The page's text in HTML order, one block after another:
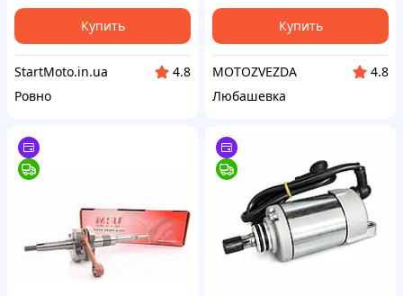
Купить
StartMoto.in.ua
4.8
Ровно
Купить
MOTOZVEZDA
4.8
Любашевка